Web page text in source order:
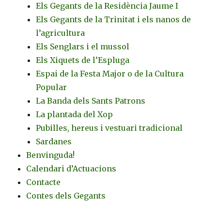
Els Gegants de la Residència Jaume I
Els Gegants de la Trinitat i els nanos de
l’agricultura
Els Senglars i el mussol
Els Xiquets de l’Espluga
Espai de la Festa Major o de la Cultura
Popular
La Banda dels Sants Patrons
La plantada del Xop
Pubilles, hereus i vestuari tradicional
Sardanes
Benvinguda!
Calendari d’Actuacions
Contacte
Contes dels Gegants